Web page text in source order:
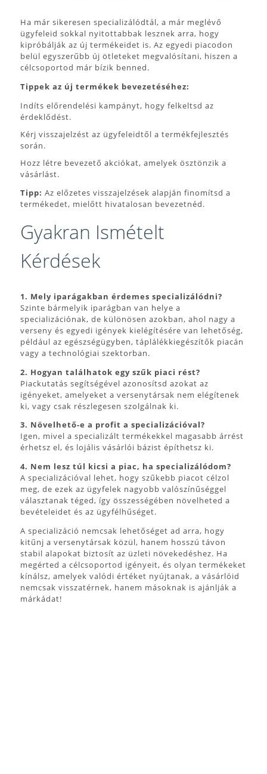
Ha már sikeresen specializálódtál, a már meglévő
ügyfeleid sokkal nyitottabbak lesznek arra, hogy
kipróbálják az új termékeidet is. Az egyedi piacodon
belül egyszerűbb új ötleteket megvalósítani, hiszen a
célcsoportod már bízik benned.
Tippek az új termékek bevezetéséhez:
Indíts előrendelési kampányt, hogy felkeltsd az
érdeklődést.
Kérj visszajelzést az ügyfeleidtől a termékfejlesztés
során.
Hozz létre bevezető akciókat, amelyek ösztönzik a
vásárlást.
Tipp: Az előzetes visszajelzések alapján finomítsd a
termékedet, mielőtt hivatalosan bevezetnéd.
Gyakran Ismételt
Kérdések
1. Mely iparágakban érdemes specializálódni?
Szinte bármelyik iparágban van helye a
specializációnak, de különösen azokban, ahol nagy a
verseny és egyedi igények kielégítésére van lehetőség,
például az egészségügyben, táplálékkiegészítők piacán
vagy a technológiai szektorban.
2. Hogyan találhatok egy szűk piaci rést?
Piackutatás segítségével azonosítsd azokat az
igényeket, amelyeket a versenytársak nem elégítenek
ki, vagy csak részlegesen szolgálnak ki.
3. Növelhető-e a profit a specializációval?
Igen, mivel a specializált termékekkel magasabb árrést
érhetsz el, és lojális vásárlói bázist építhetsz ki.
4. Nem lesz túl kicsi a piac, ha specializálódom?
A specializációval lehet, hogy szűkebb piacot célzol
meg, de ezek az ügyfelek nagyobb valószínűséggel
választanak téged, így összességében növelheted a
bevételeidet és az ügyfélhűséget.
A specializáció nemcsak lehetőséget ad arra, hogy
kitűnj a versenytársak közül, hanem hosszú távon
stabil alapokat biztosít az üzleti növekedéshez. Ha
megérted a célcsoportod igényeit, és olyan termékeket
kínálsz, amelyek valódi értéket nyújtanak, a vásárlóid
nemcsak visszatérnek, hanem másoknak is ajánlják a
márkádat!